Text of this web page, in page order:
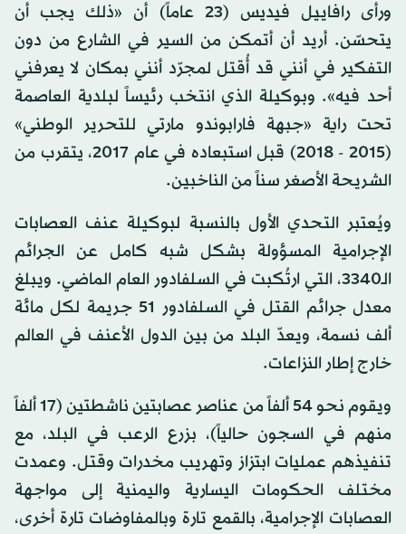
ورأى رافاييل فيديس (23 عاماً) أن «ذلك يجب أن
يتحسّن. أريد أن أتمكن من السير في الشارع من دون
التفكير في أنني قد أُقتل لمجرّد أنني بمكان لا يعرفني
أحد فيه». وبوكيلة الذي انتخب رئيساً لبلدية العاصمة
تحت راية «جبهة فارابوندو مارتي للتحرير الوطني»
(2015 - 2018) قبل استبعاده في عام 2017، يتقرب من
الشريحة الأصغر سناً من الناخبين.
ويُعتبر التحدي الأول بالنسبة لبوكيلة عنف العصابات
الإجرامية المسؤولة بشكل شبه كامل عن الجرائم
الـ3340، التي ارتُكبت في السلفادور العام الماضي. ويبلغ
معدل جرائم القتل في السلفادور 51 جريمة لكل مائة
ألف نسمة، ويعدّ البلد من بين الدول الأعنف في العالم
خارج إطار النزاعات.
ويقوم نحو 54 ألفاً من عناصر عصابتين ناشطتين (17 ألفاً
منهم في السجون حالياً)، بزرع الرعب في البلد، مع
تنفيذهم عمليات ابتزاز وتهريب مخدرات وقتل. وعمدت
مختلف الحكومات اليسارية واليمنية إلى مواجهة
العصابات الإجرامية، بالقمع تارة وبالمفاوضات تارة أخرى،